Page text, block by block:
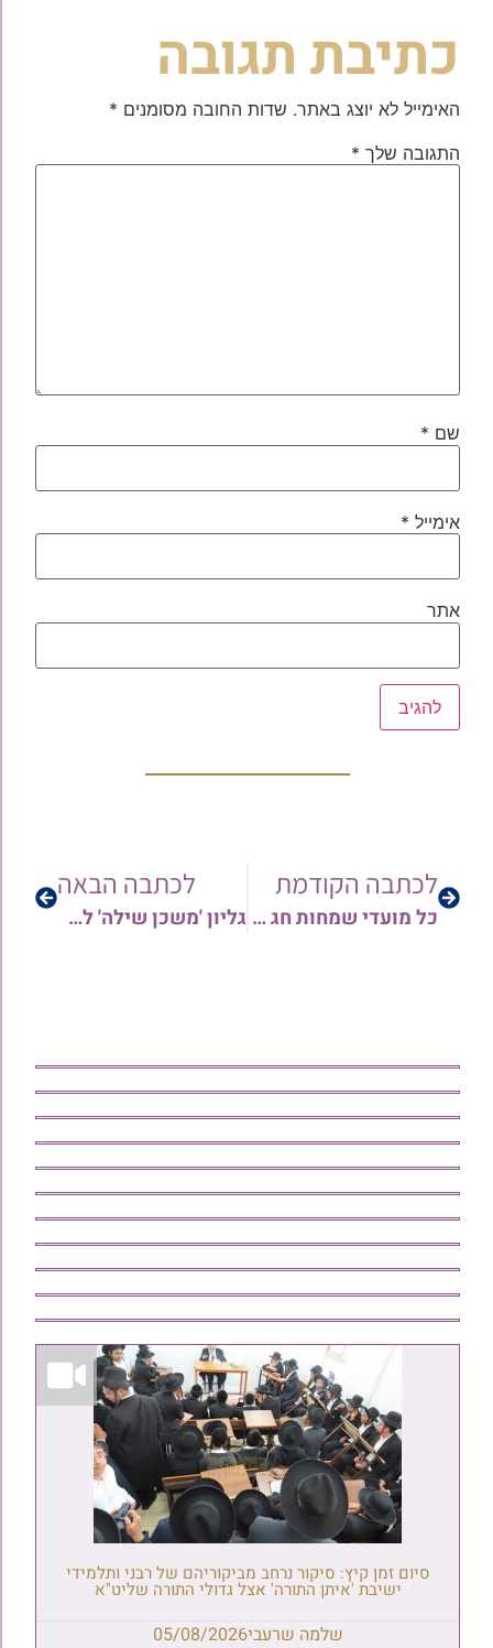
כתיבת תגובה
האימייל לא יוצג באתר. שדות החובה מסומנים *
התגובה שלך *
שם *
אימייל *
אתר
לכתבה הקודמת
כל מועדי שמחות חג הפסח בקהילות־קודש תימן ברחבי הארץ | מידע מתעדכן
לכתבה הבאה
גליון 'משכן שילה' לפרשת צו – שבת הגדול התשפ"ה
סיום זמן קיץ: סיקור נרחב מביקוריהם של רבני ותלמידי
ישיבת 'איתן התורה' אצל גדולי התורה שליט"א
שלמה שרעבי05/08/2026